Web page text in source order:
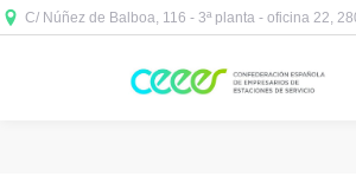
C/ Núñez de Balboa, 116 - 3ª planta - oficina 22,